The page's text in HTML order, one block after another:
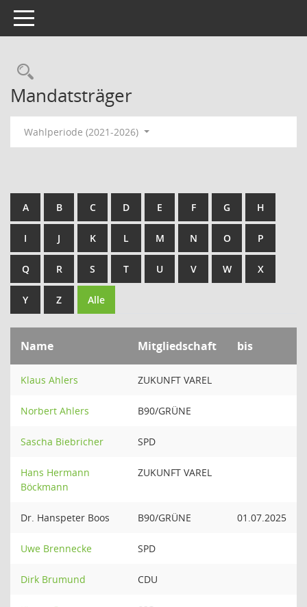
Toggle navigation
Rechercheauswahl
Mandatsträger
Wahlperiode (2021-2026)
A B C D E F G H
I J K L M N O P
Q R S T U V W X
Y Z Alle
Name Mitgliedschaft bis
Klaus Ahlers ZUKUNFT VAREL
Norbert Ahlers B90/GRÜNE
Sascha Biebricher SPD
Hans Hermann
Böckmann
ZUKUNFT VAREL
Dr. Hanspeter Boos B90/GRÜNE 01.07.2025
Uwe Brennecke SPD
Dirk Brumund CDU